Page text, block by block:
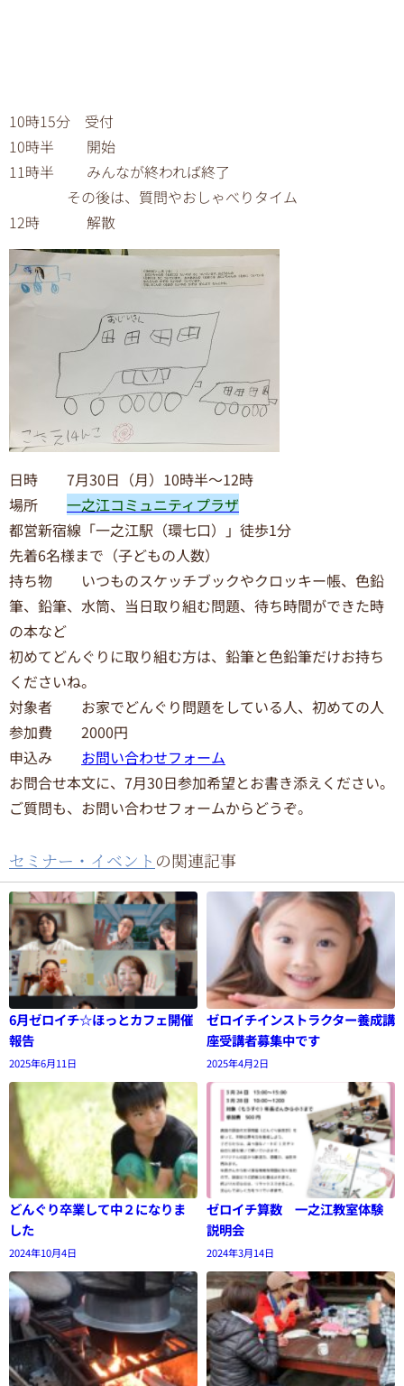
10時15分 受付
10時半 開始
11時半 みんなが終われば終了
その後は、質問やおしゃべりタイム
12時 解散
日時 7月30日（月）10時半～12時
場所 一之江コミュニティプラザ
都営新宿線「一之江駅（環七口）」徒歩1分
先着6名様まで（子どもの人数）
持ち物 いつものスケッチブックやクロッキー帳、色鉛
筆、鉛筆、水筒、当日取り組む問題、待ち時間ができた時
の本など
初めてどんぐりに取り組む方は、鉛筆と色鉛筆だけお持ち
くださいね。
対象者 お家でどんぐり問題をしている人、初めての人
参加費 2000円
申込み お問い合わせフォーム
お問合せ本文に、7月30日参加希望とお書き添えください。
ご質問も、お問い合わせフォームからどうぞ。
セミナー・イベント の関連記事
6月ゼロイチ☆ほっとカフェ開催
報告
2025年6月11日
ゼロイチインストラクター養成講
座受講者募集中です
2025年4月2日
どんぐり卒業して中２になりま
した
2024年10月4日
ゼロイチ算数 一之江教室体験
説明会
2024年3月14日